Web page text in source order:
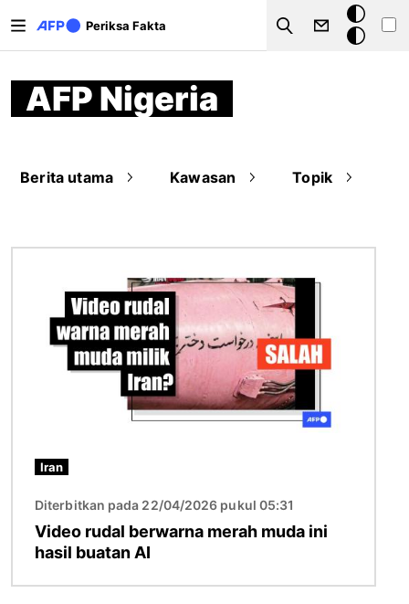
Periksa Fakta
Search
Mode
gelap
AFP Nigeria
Berita utama Kawasan Topik
Iran
Diterbitkan pada 22/04/2026 pukul 05:31
Video rudal berwarna merah muda ini
hasil buatan AI